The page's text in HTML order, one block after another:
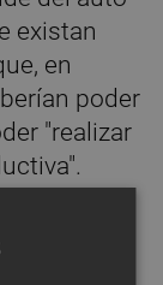
existan
en
poder
"realizar
con la
de